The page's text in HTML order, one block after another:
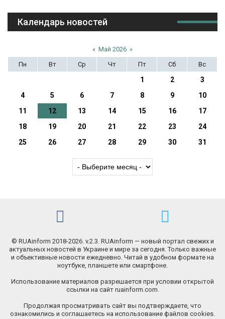
Календарь новостей
« Май 2026 »
Пн
Вт Ср Чт Пт Сб Вс
1 2
3
4
5 6 7 8 9
10
11
12 13 14 15 16
17
18
19 20 21 22 23
24
25
26 27 28 29 30 31
© RUAinform 2018-2026. v.2.3. RUAinform — новый портал свежих и
актуальных новостей в Украине и мире за сегодня. Только важные
и объективные новости ежедневно. Читай в удобном формате на
ноутбуке, планшете или смартфоне.
Использование материалов разрешается при условии открытой
ссылки на сайт ruainform.com.
Продолжая просматривать сайт вы подтверждаете, что
ознакомились и соглашаетесь на использование файлов cookies.